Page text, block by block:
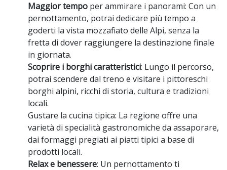
Maggior tempo per ammirare i panorami: Con un
pernottamento, potrai dedicare più tempo a
goderti la vista mozzafiato delle Alpi, senza la
fretta di dover raggiungere la destinazione finale
in giornata.
Scoprire i borghi caratteristici: Lungo il percorso,
potrai scendere dal treno e visitare i pittoreschi
borghi alpini, ricchi di storia, cultura e tradizioni
locali.
Gustare la cucina tipica: La regione offre una
varietà di specialità gastronomiche da assaporare,
dai formaggi pregiati ai piatti tipici a base di
prodotti locali.
Relax e benessere: Un pernottamento ti